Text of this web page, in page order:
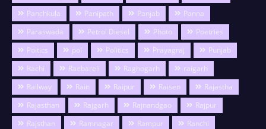
Panchkula
Panipath Panjab
Panna
Paraswada
Petrol Diesel Photo
Poetries
Poitics
pol Politics Prayagraj
Punjab
Rachi
Raebareli Raghogarh
raigarh
Railway
Rain Raipur Raisen
Rajastha
Rajasthan
Rajgarh Rajnandgao
Rajpur
Rajsthan
Ramnagar Rampur
Ranchi